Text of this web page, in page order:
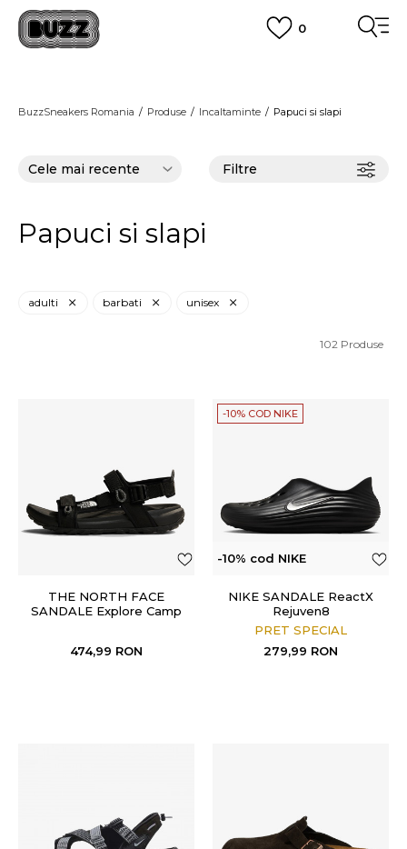
0
3 rate fără dobândă fără card de credit cu Klarna
BuzzSneakers Romania Produse Incaltaminte Papuci si slapi
Filtre
Papuci si slapi
adulti barbati unisex
102 Produse
THE NORTH FACE
SANDALE Explore Camp
474,99 RON
-10% COD NIKE
-10% cod NIKE
NIKE SANDALE ReactX
Rejuven8
PRET SPECIAL
279,99 RON